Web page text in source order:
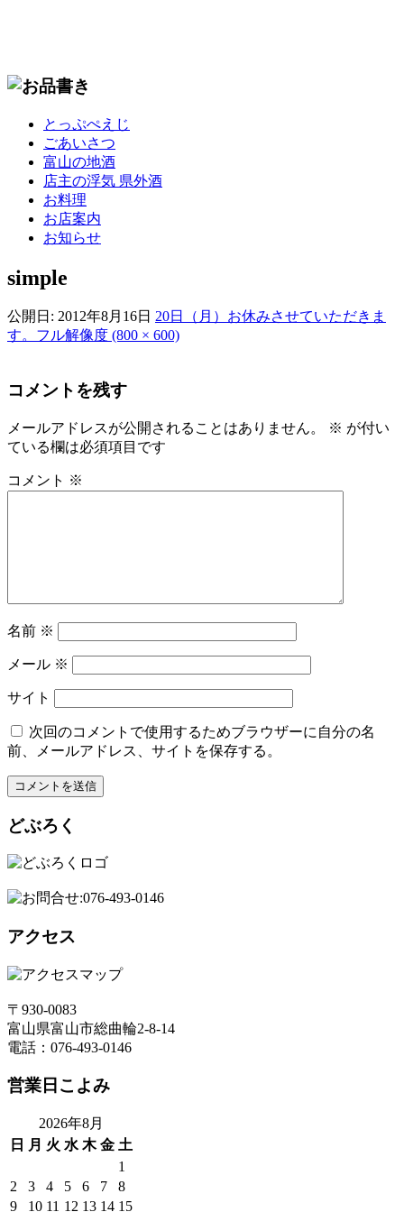
とっぷぺえじ
ごあいさつ
富山の地酒
店主の浮気 県外酒
お料理
お店案内
お知らせ
simple
公開日: 2012年8月16日 20日（月）お休みさせていただきま
す。 フル解像度 (800 × 600)
コメントを残す
メールアドレスが公開されることはありません。 ※ が付い
ている欄は必須項目です
コメント ※
名前 ※
メール ※
サイト
次回のコメントで使用するためブラウザーに自分の名
前、メールアドレス、サイトを保存する。
どぶろく
アクセス
〒930-0083
富山県富山市総曲輪2-8-14
電話：076-493-0146
営業日こよみ
2026年8月
日
月 火 水 木 金 土
1
2
3 4 5 6 7
8
9
10 11 12 13 14 15